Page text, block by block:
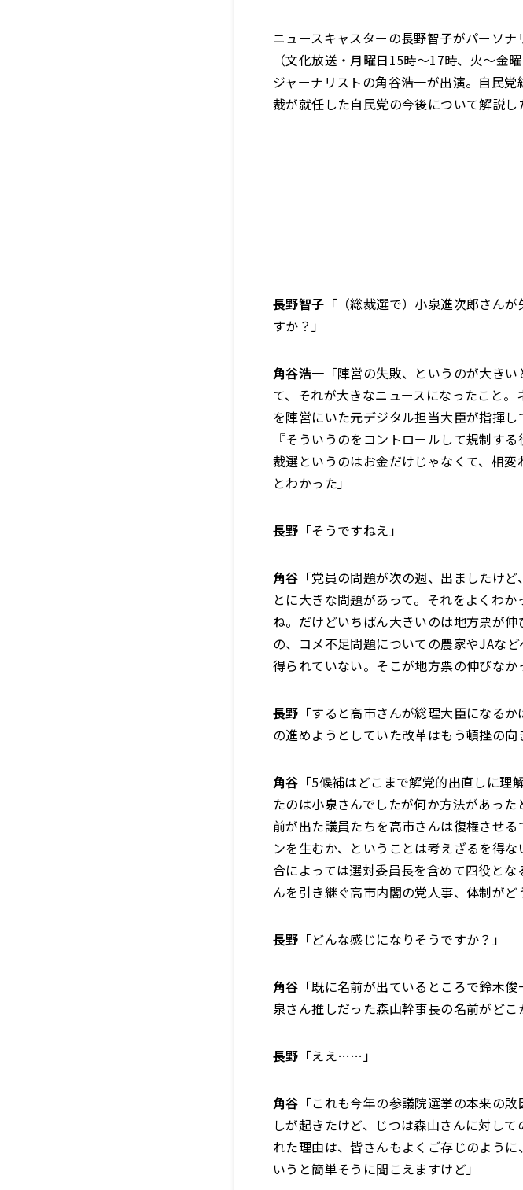
ニュースキャスターの長野智子がパーソナ
（文化放送・月曜日15時～17時、火～金
ジャーナリストの角谷浩一が出演。自民
裁が就任した自民党の今後について解説し
長野智子 「（総裁選で）小泉進次郎さん
すか？」
角谷浩一 「陣営の失敗、というのが大き
て、それが大きなニュースになったこと
を陣営にいた元デジタル担当大臣が指揮
『そういうのをコントロールして規制す
裁選というのはお金だけじゃなくて、相変
とわかった」
長野 「そうですねえ」
角谷 「党員の問題が次の週、出ましたけ
とに大きな問題があって。それをよくわ
ね。だけどいちばん大きいのは地方票が
の、コメ不足問題についての農家やJAな
得られていない。そこが地方票の伸びなか
長野 「すると高市さんが総理大臣になる
の進めようとしていた改革はもう頓挫の向
角谷 「5候補はどこまで解党的出直しに
たのは小泉さんでしたが何か方法があっ
前が出た議員たちを高市さんは復権させ
ンを生むか、ということは考えざるを得
合によっては選対委員長を含めて四役と
んを引き継ぐ高市内閣の党人事、体制がど
長野 「どんな感じになりそうですか？」
角谷 「既に名前が出ているところで鈴木
泉さん推しだった森山幹事長の名前がどこ
長野 「ええ……」
角谷 「これも今年の参議院選挙の本来の
しが起きたけど、じつは森山さんに対し
れた理由は、皆さんもよくご存じのよう
いうと簡単そうに聞こえますけど」